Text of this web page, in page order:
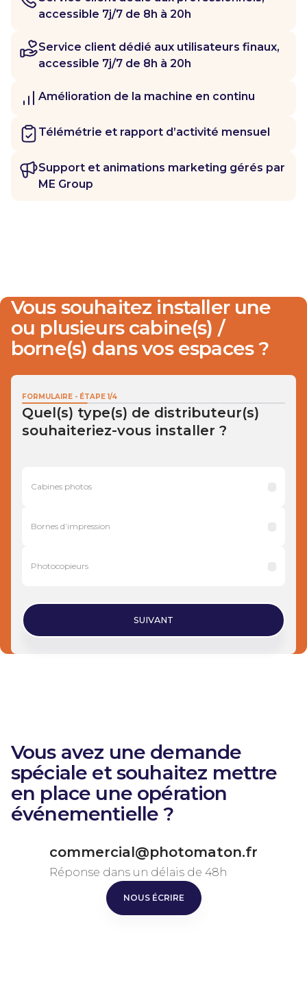
accessible 7j/7 de 8h à 20h
Service client dédié aux utilisateurs finaux,
accessible 7j/7 de 8h à 20h
Amélioration de la machine en continu
Télémétrie et rapport d’activité mensuel
Support et animations marketing gérés par
ME Group
Vous souhaitez installer une
ou plusieurs cabine(s) /
borne(s) dans vos espaces ?
FORMULAIRE - ÉTAPE1/4
Quel(s) type(s) de distributeur(s)
souhaiteriez-vous installer ?
Cabines photos
Bornes d’impression
Photocopieurs
SUIVANT
Vous avez une demande
spéciale et souhaitez mettre
en place une opération
événementielle ?
commercial@photomaton.fr
Réponse dans un délais de 48h
NOUS ÉCRIRE